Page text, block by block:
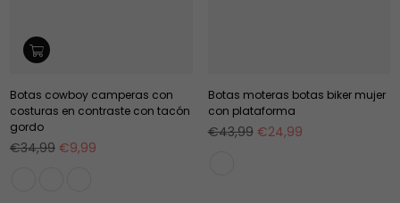
Botas cowboy camperas con
costuras en contraste con tacón
gordo
Precio
€34,99 €9,99
Botas moteras botas biker mujer
con plataforma
Precio
€43,99 €24,99